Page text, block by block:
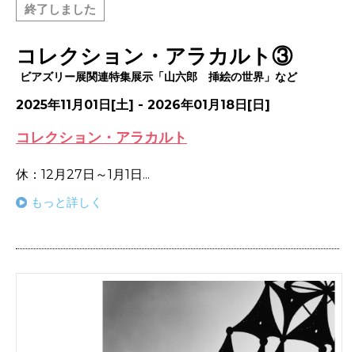
終了しました
コレクション・アラカルト③
ビアズリー展関連特集展示「山六郎 挿絵の世界」など
2025年11月01日[土] - 2026年01月18日[日]
コレクション・アラカルト
休：12月27日～1月1日...
もっと詳しく